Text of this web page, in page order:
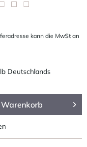
kann die MwSt an
Deutschlands
Warenkorb